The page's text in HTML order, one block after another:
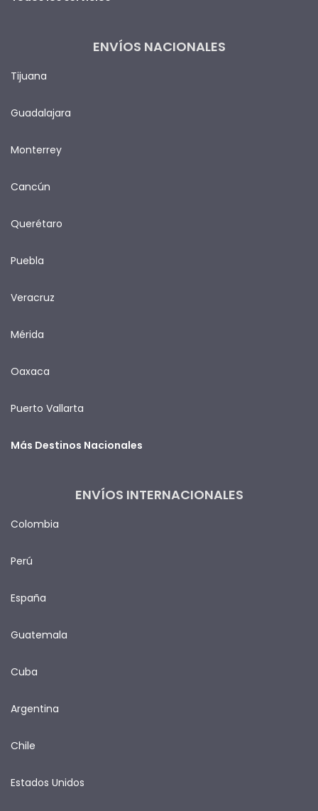
ENVÍOS NACIONALES
Tijuana
Guadalajara
Monterrey
Cancún
Querétaro
Puebla
Veracruz
Mérida
Oaxaca
Puerto Vallarta
Más Destinos Nacionales
ENVÍOS INTERNACIONALES
Colombia
Perú
España
Guatemala
Cuba
Argentina
Chile
Estados Unidos